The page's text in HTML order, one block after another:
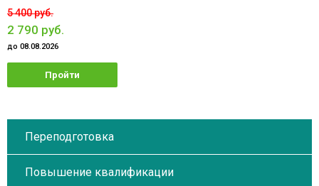
5 400 руб.
2 790 руб.
до 08.08.2026
Пройти
Переподготовка
Повышение квалификации